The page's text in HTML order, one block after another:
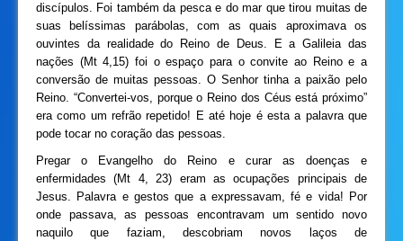
discípulos. Foi também da pesca e do mar que tirou muitas de
suas belíssimas parábolas, com as quais aproximava os
ouvintes da realidade do Reino de Deus. E a Galileia das
nações (Mt 4,15) foi o espaço para o convite ao Reino e a
conversão de muitas pessoas. O Senhor tinha a paixão pelo
Reino. “Convertei-vos, porque o Reino dos Céus está próximo”
era como um refrão repetido! E até hoje é esta a palavra que
pode tocar no coração das pessoas.
Pregar o Evangelho do Reino e curar as doenças e
enfermidades (Mt 4, 23) eram as ocupações principais de
Jesus. Palavra e gestos que a expressavam, fé e vida! Por
onde passava, as pessoas encontravam um sentido novo
naquilo que faziam, descobriam novos laços de